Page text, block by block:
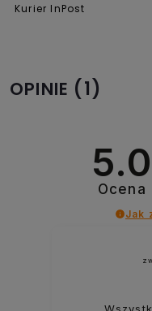
Kurier InPost
OPINIE (1)
5.0
Ocena
Jak